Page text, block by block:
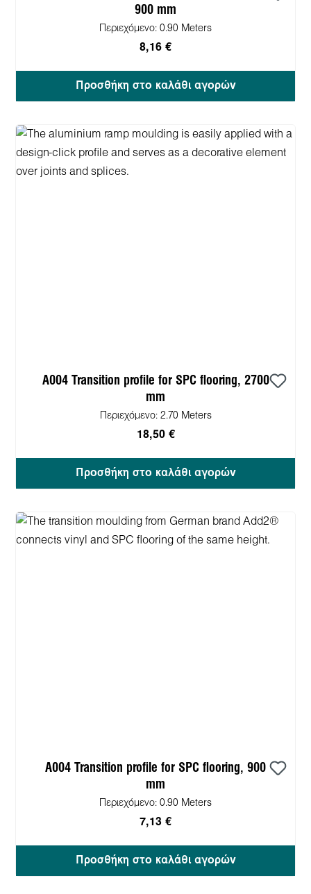
900 mm
Περιεχόμενο: 0.90 Meters
8,16 €
Προσθήκη στο καλάθι αγορών
A004 Transition profile for SPC flooring, 2700
mm
Περιεχόμενο: 2.70 Meters
18,50 €
Προσθήκη στο καλάθι αγορών
A004 Transition profile for SPC flooring, 900
mm
Περιεχόμενο: 0.90 Meters
7,13 €
Προσθήκη στο καλάθι αγορών